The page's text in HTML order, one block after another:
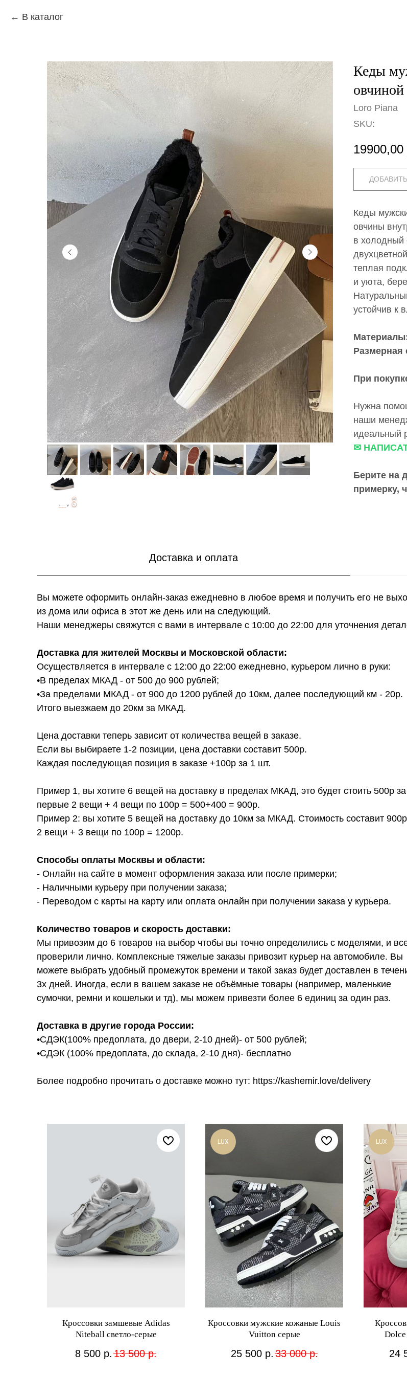
В каталог
Кеды
овчиной
Loro Piana
SKU:
19900,00
Кеды
овчины
в холодный
теплая
и уюта,
устойчив к
Размерная
При
Нужна
наши
идеальный
✉
Берите на
примерку,
Доставка и оплата
Вы можете оформить онлайн-заказ ежедневно в любое время и получить его не
из дома или офиса в этот же день или на следующий.
Наши менеджеры свяжутся с вами в интервале с 10:00 до 22:00 для уточнения
Доставка для жителей Москвы и Московской области:
Осуществляется в интервале с 12:00 до 22:00 ежедневно, курьером лично в руки:
•В пределах МКАД - от 500 до 900 рублей;
•За пределами МКАД - от 900 до 1200 рублей до 10км, далее последующий км - 20р.
Итого выезжаем до 20км за МКАД.
Цена доставки теперь зависит от количества вещей в заказе.
Если вы выбираете 1-2 позиции, цена доставки составит 500р.
Каждая последующая позиция в заказе +100р за 1 шт.
Пример 1, вы хотите 6 вещей на доставку в пределах МКАД, это будет стоить 500р за
первые 2 вещи + 4 вещи по 100р = 500+400 = 900р.
Пример 2: вы хотите 5 вещей на доставку до 10км за МКАД. Стоимость составит
2 вещи + 3 вещи по 100р = 1200р.
Способы оплаты Москвы и области:
- Онлайн на сайте в момент оформления заказа или после примерки;
- Наличными курьеру при получении заказа;
- Переводом с карты на карту или оплата онлайн при получении заказа у курьера.
Количество товаров и скорость доставки:
Мы привозим до 6 товаров на выбор чтобы вы точно определились с моделями, и
проверили лично. Комплексные тяжелые заказы привозит курьер на автомобиле. Вы
можете выбрать удобный промежуток времени и такой заказ будет доставлен в
3х дней. Иногда, если в вашем заказе не объёмные товары (например, маленькие
сумочки, ремни и кошельки и тд), мы можем привезти более 6 единиц за один раз.
Доставка в другие города России:
•СДЭК(100% предоплата, до двери, 2-10 дней)- от 500 рублей;
•СДЭК (100% предоплата, до склада, 2-10 дня)- бесплатно
Более подробно прочитать о доставке можно тут: https://kashemir.love/delivery
Кроссовки замшевые Adidas
Niteball светло-серые
8 500 р. 13 500 р.
LUX
Кроссовки мужские кожаные Louis
Vuitton серые
25 500 р. 33 000 р.
LUX
Dolce
24